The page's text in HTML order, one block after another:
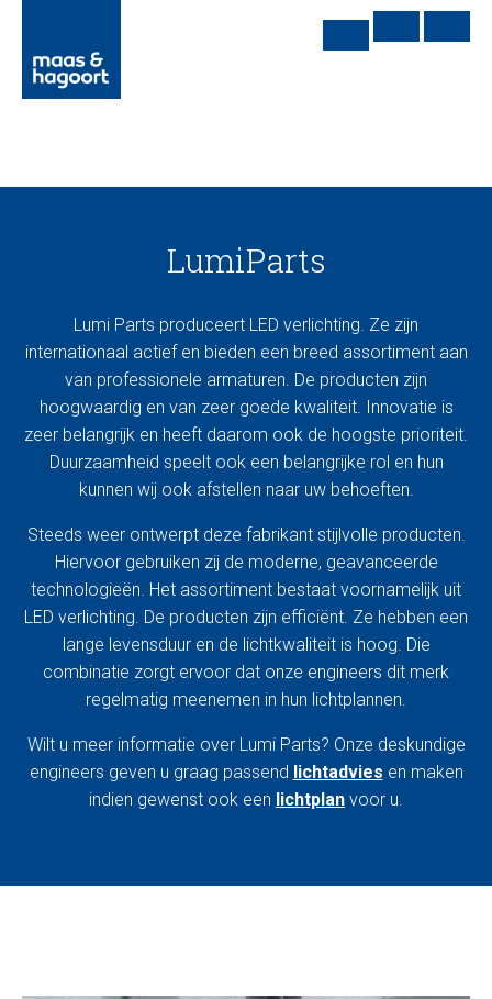
LumiParts
Lumi Parts produceert LED verlichting. Ze zijn
internationaal actief en bieden een breed assortiment aan
van professionele armaturen. De producten zijn
hoogwaardig en van zeer goede kwaliteit. Innovatie is
zeer belangrijk en heeft daarom ook de hoogste prioriteit.
Duurzaamheid speelt ook een belangrijke rol en hun
kunnen wij ook afstellen naar uw behoeften.
Steeds weer ontwerpt deze fabrikant stijlvolle producten.
Hiervoor gebruiken zij de moderne, geavanceerde
technologieën. Het assortiment bestaat voornamelijk uit
LED verlichting. De producten zijn efficiënt. Ze hebben een
lange levensduur en de lichtkwaliteit is hoog. Die
combinatie zorgt ervoor dat onze engineers dit merk
regelmatig meenemen in hun lichtplannen.
Wilt u meer informatie over Lumi Parts? Onze deskundige
engineers geven u graag passend lichtadvies en maken
indien gewenst ook een lichtplan voor u.